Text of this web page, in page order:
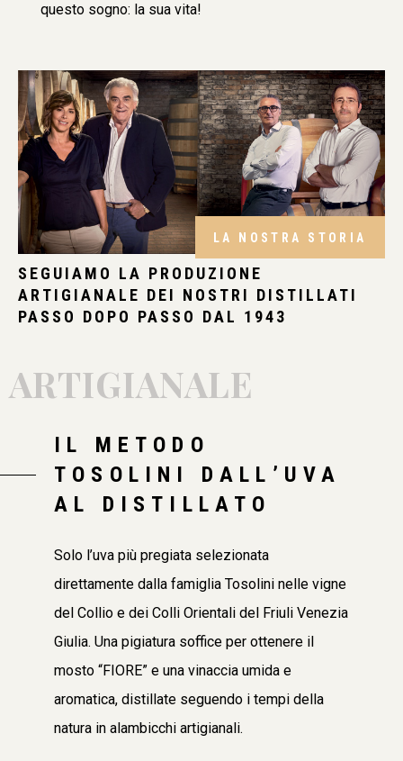
questo sogno: la sua vita!
LA NOSTRA STORIA
SEGUIAMO LA PRODUZIONE
ARTIGIANALE DEI NOSTRI DISTILLATI
PASSO DOPO PASSO DAL 1943
ARTIGIANALE
IL METODO
TOSOLINI DALL’UVA
AL DISTILLATO
Solo l’uva più pregiata selezionata
direttamente dalla famiglia Tosolini nelle vigne
del Collio e dei Colli Orientali del Friuli Venezia
Giulia. Una pigiatura soffice per ottenere il
mosto “FIORE” e una vinaccia umida e
aromatica, distillate seguendo i tempi della
natura in alambicchi artigianali.